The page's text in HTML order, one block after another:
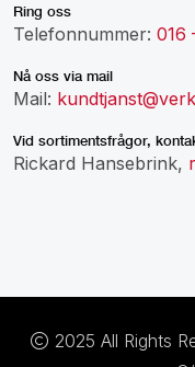
Ring oss
Telefonnummer: 016
Nå oss via mail
Mail:
Vid sortimentsfrågor,
Rickard Hansebrink,
2025 All Rights